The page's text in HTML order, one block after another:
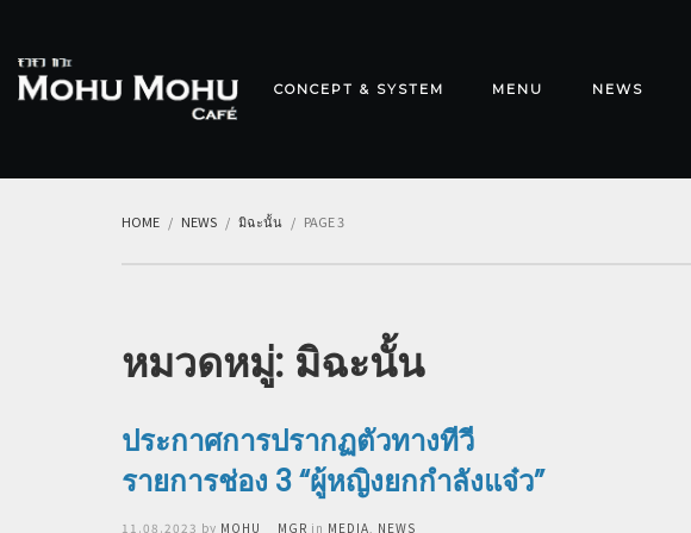
CONCEPT & SYSTEM MENU NEWS
HOME NEWS มิฉะนั้น PAGE 3
หมวดหมู่: มิฉะนั้น
ประกาศการปรากฏตัวทางทีวี
รายการช่อง 3 “ผู้หญิงยกกำลังแจ๋ว”
Posted
11.08.2023 by MOHU__MGR in MEDIA, NEWS